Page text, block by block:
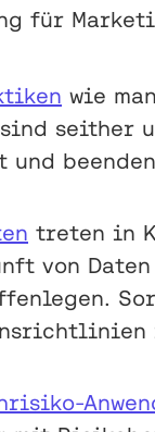
für
wie
seither
treten in
von